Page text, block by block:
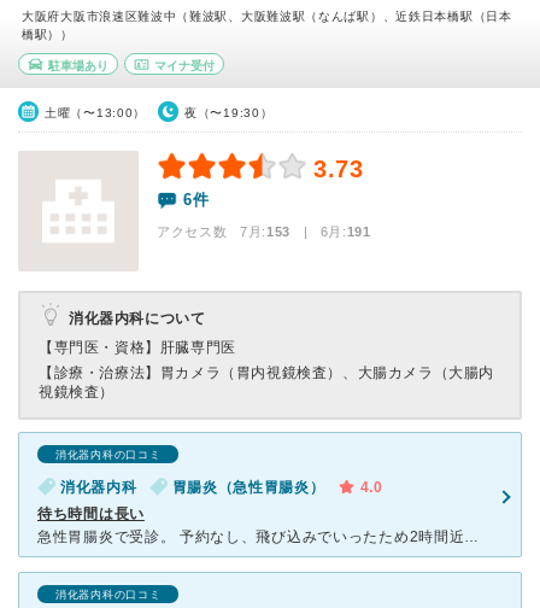
大阪府大阪市浪速区難波中（難波駅、大阪難波駅（なんば駅）、近鉄日本橋駅（日本
橋駅））
駐車場あり マイナ受付
土曜（〜13:00） 夜（〜19:30）
3.73
6件
アクセス数 7月:153 | 6月:191
消化器内科について
【専門医・資格】 肝臓専門医
【診療・治療法】 胃カメラ（胃内視鏡検査）、大腸カメラ（大腸内
視鏡検査）
消化器内科の口コミ
消化器内科 胃腸炎（急性胃腸炎）
4.0
待ち時間は長い
急性胃腸炎で受診。 予約なし、飛び込みでいったため2時間近く待ったけど受けてもらえて良かったです。 途中外出されてる方も多く、待つ前提で行けば問題ないかと。 受付の方も感じがよかったし 先
消化器内科の口コミ